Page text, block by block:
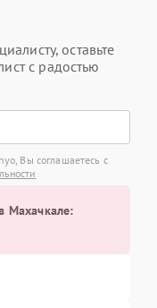
оставьте
с радостью
Вы соглашаетесь с
Махачкале: